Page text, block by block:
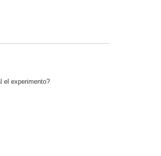
el experimento?